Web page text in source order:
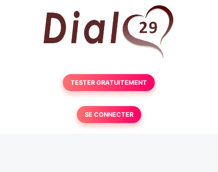
TESTER GRATUITEMENT
SE CONNECTER